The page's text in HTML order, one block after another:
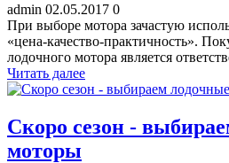
admin 02.05.2017 0
При выборе мотора зачастую
«цена-качество-практичность».
лодочного мотора является
Читать далее
Скоро сезон -
моторы